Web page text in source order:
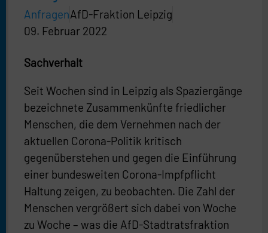
AnfragenAfD-Fraktion Leipzig
09. Februar 2022
Sachverhalt
Seit Wochen sind in Leipzig als Spaziergänge
bezeichnete Zusammenkünfte friedlicher
Menschen, die dem Vernehmen nach der
aktuellen Corona-Politik kritisch
gegenüberstehen und gegen die Einführung
einer bundesweiten Corona-Impfpflicht
Haltung zeigen, zu beobachten. Die Zahl der
Menschen vergrößert sich dabei von Woche
zu Woche – was die AfD-Stadtratsfraktion